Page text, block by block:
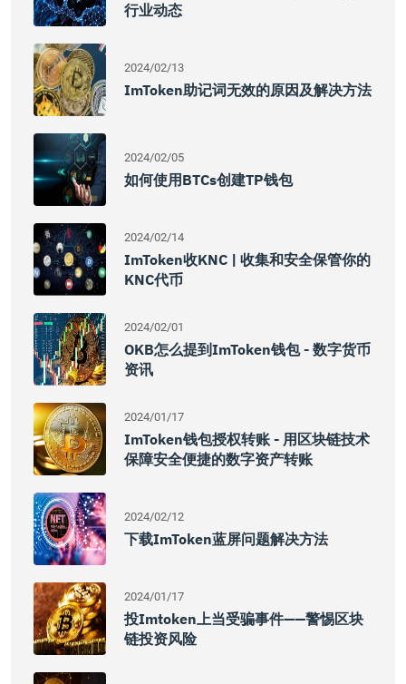
行业动态
2024/02/13
ImToken助记词无效的原因及解决方法
2024/02/05
如何使用BTCs创建TP钱包
2024/02/14
ImToken收KNC | 收集和安全保管你的
KNC代币
2024/02/01
OKB怎么提到imToken钱包 - 数字货币
资讯
2024/01/17
ImToken钱包授权转账 - 用区块链技术
保障安全便捷的数字资产转账
2024/02/12
下载imToken蓝屏问题解决方法
2024/01/17
投imtoken上当受骗事件——警惕区块
链投资风险